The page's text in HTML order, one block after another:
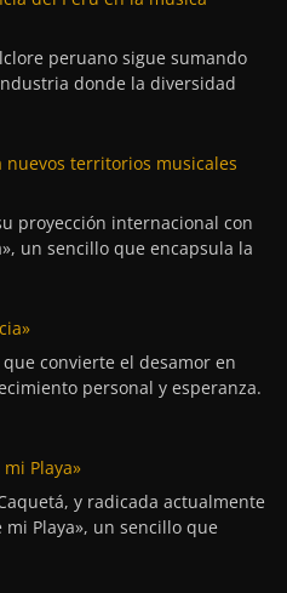
peruano sigue sumando
donde la diversidad
territorios musicales
proyección internacional con
un sencillo que encapsula la
convierte el desamor en
personal y esperanza.
Playa»
y radicada actualmente
Playa», un sencillo que